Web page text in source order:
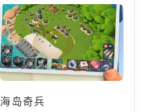
海岛奇兵